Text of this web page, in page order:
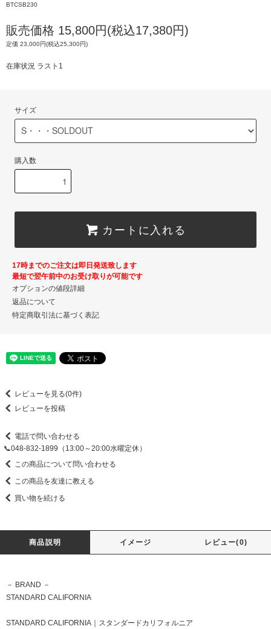
BTCSB230
販売価格 15,800円(税込17,380円)
定価 23,000円(税込25,300円)
在庫状況 ラスト1
サイズ
購入数
カートに入れる
17時までのご注文は即日発送致します
最短で翌午前中のお受け取りが可能です
オプションの値段詳細
返品について
特定商取引法に基づく表記
レビューを見る(0件)
レビューを投稿
電話で問い合わせる
📞048-832-1899（13:00～20:00水曜定休）
この商品について問い合わせる
この商品を友達に教える
買い物を続ける
商品説明 イメージ レビュー(0)
－ BRAND －
STANDARD CALIFORNIA
STANDARD CALIFORNIA｜スタンダードカリフォルニア